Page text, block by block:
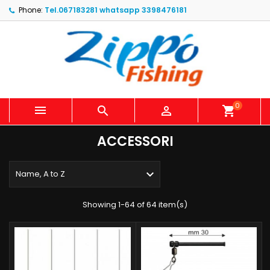
Phone: Tel.067183281 whatsapp 3398476181
   shopping_cart0
ACCESSORI
Name, A to Z 
Showing 1-64 of 64 item(s)